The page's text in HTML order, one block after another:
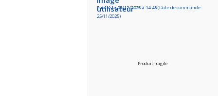
Publié le 03/12/2025 à 14:48(Date de commande :
25/11/2025)
Produit fragile